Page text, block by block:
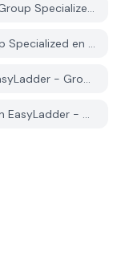
¿Cómo puedo descargar EasyLadder - Group Specialized desde PGYER APK HUB?
¿Es gratis descargar EasyLadder - Group Specialized en PGYER APK HUB?
¿Necesito una cuenta para descargar EasyLadder - Group Specialized desde PGYER APK HUB?
¿Cómo puedo reportar un problema con EasyLadder - Group Specialized en PGYER APK HUB?